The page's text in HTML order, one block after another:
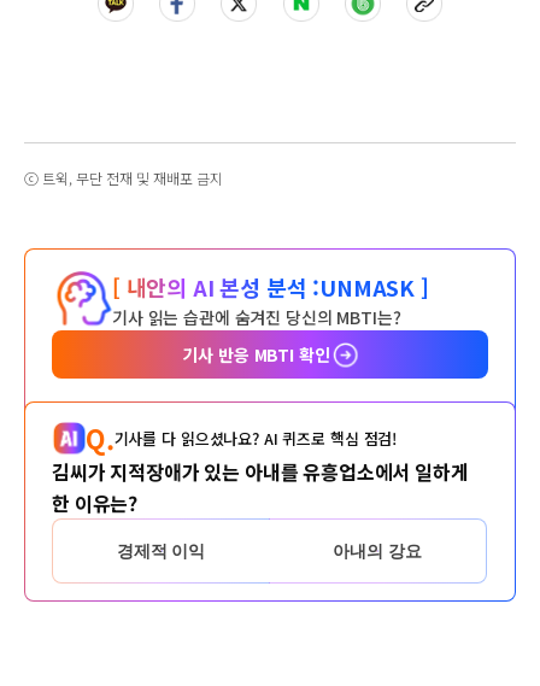
ⓒ 트윅, 무단 전재 및 재배포 금지
[ 내안의 AI 본성 분석 :UNMASK ]
기사 읽는 습관에 숨겨진 당신의 MBTI는?
기사 반응 MBTI 확인
Q.기사를 다 읽으셨나요? AI 퀴즈로 핵심 점검!
김씨가 지적장애가 있는 아내를 유흥업소에서 일하게
한 이유는?
경제적 이익 아내의 강요